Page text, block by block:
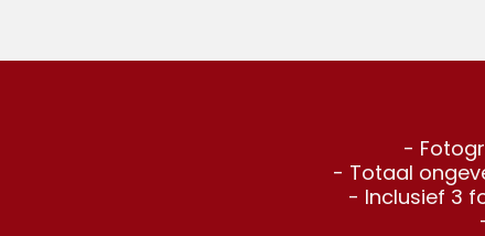
-
- Totaal
- Inclusief 3